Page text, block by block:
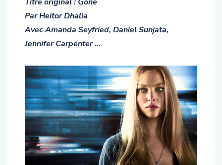
Par Heitor Dhalia
Avec Amanda Seyfried, Daniel Sunjata,
Jennifer Carpenter …